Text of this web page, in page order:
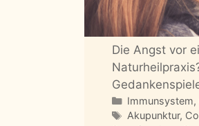
Die Angst vor
Kategorien
Immunsystem,
Schlagwörter
Akupunktur,